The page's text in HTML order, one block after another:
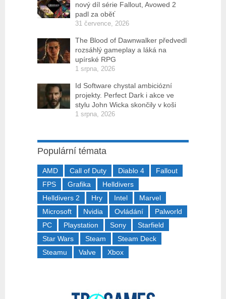
nový díl série Fallout, Avowed 2
padl za oběť
31 července, 2026
The Blood of Dawnwalker předvedl
rozsáhlý gameplay a láká na
upírské RPG
1 srpna, 2026
Id Software chystal ambiciózní
projekty. Perfect Dark i akce ve
stylu John Wicka skončily v koši
1 srpna, 2026
Populární témata
AMD Call of Duty Diablo 4
Fallout
FPS
Grafika
Helldivers
Helldivers 2
Hry Intel
Marvel
Microsoft
Nvidia Ovládání
Palworld
PC
Playstation Sony
Starfield
Star Wars
Steam
Steam Deck
Steamu
Valve Xbox